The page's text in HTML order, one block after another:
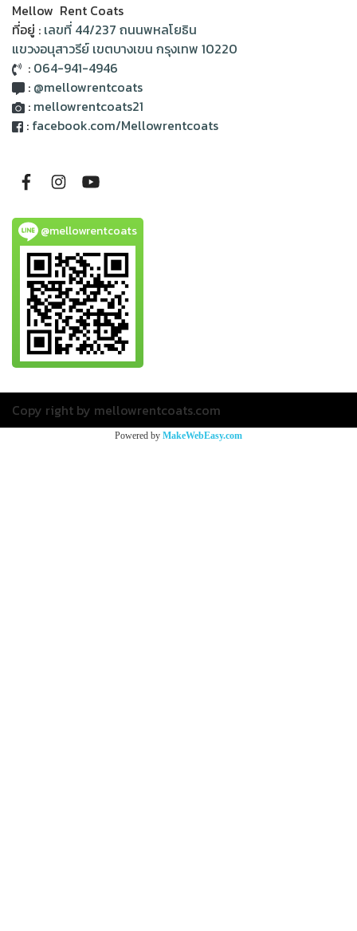
Mellow Rent Coats
ที่อยู่ : เลขที่ 44/237 ถนนพหลโยธิน
แขวงอนุสาวรีย์ เขตบางเขน กรุงเทพ 10220
: 064-941-4946
: @mellowrentcoats
: mellowrentcoats21
: facebook.com/Mellowrentcoats
@mellowrentcoats
Copy right by mellowrentcoats.com
Powered by MakeWebEasy.com